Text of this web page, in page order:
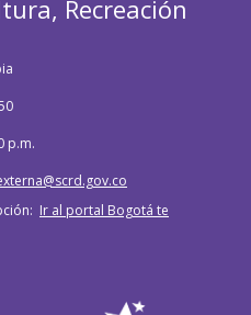
Recreación
p.m.
Ir al portal Bogotá te